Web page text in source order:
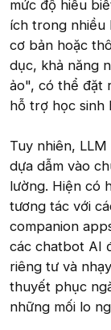
mức độ hiểu
ích trong nhiều
cơ bản hoặc
dục, khả năng
ảo", có thể đặt
hỗ trợ học sinh
Tuy nhiên,
dựa dẫm vào
lường. Hiện có
tương tác với
companion
các chatbot AI
riêng tư và
thuyết phục
những mối lo